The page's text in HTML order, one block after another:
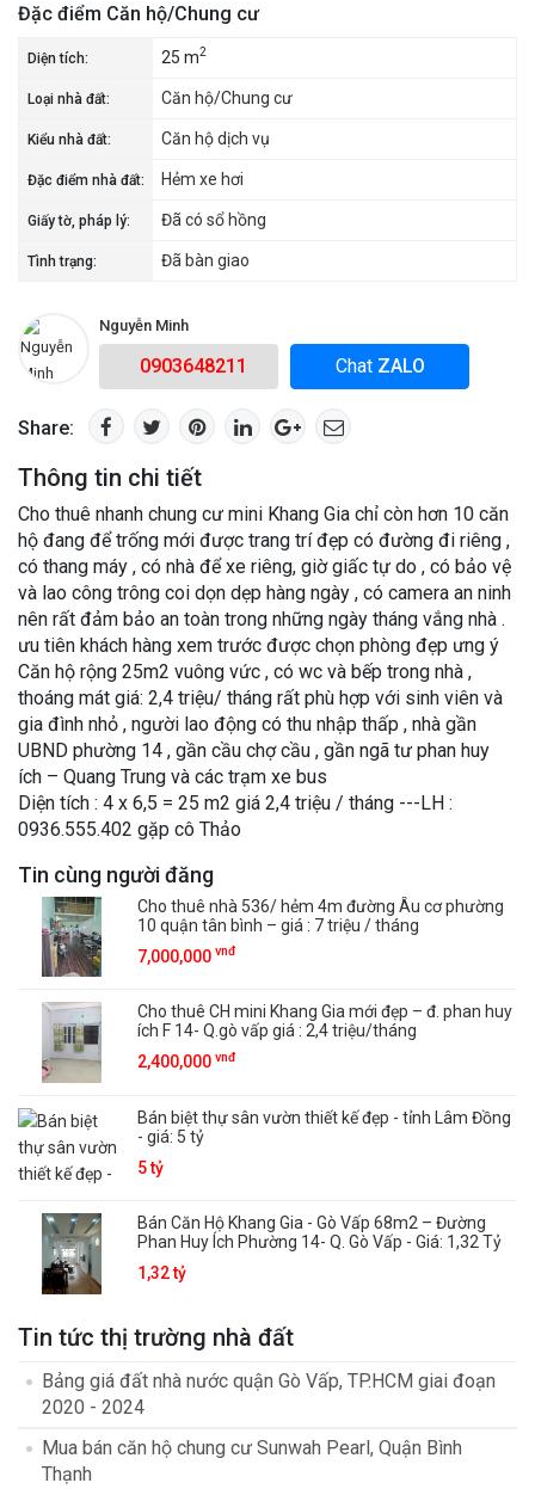
Đặc điểm Căn hộ/Chung cư
Diện tích: 25 m2
Loại nhà đất: Căn hộ/Chung cư
Kiểu nhà đất: Căn hộ dịch vụ
Đặc điểm nhà đất: Hẻm xe hơi
Giấy tờ, pháp lý: Đã có sổ hồng
Tình trạng: Đã bàn giao
Nguyễn Minh
0903648211 Chat ZALO
Share:
Thông tin chi tiết
Cho thuê nhanh chung cư mini Khang Gia chỉ còn hơn 10 căn
hộ đang để trống mới được trang trí đẹp có đường đi riêng ,
có thang máy , có nhà để xe riêng, giờ giấc tự do , có bảo vệ
và lao công trông coi dọn dẹp hàng ngày , có camera an ninh
nên rất đảm bảo an toàn trong những ngày tháng vắng nhà .
ưu tiên khách hàng xem trước được chọn phòng đẹp ưng ý
Căn hộ rộng 25m2 vuông vức , có wc và bếp trong nhà ,
thoáng mát giá: 2,4 triệu/ tháng rất phù hợp với sinh viên và
gia đình nhỏ , người lao động có thu nhập thấp , nhà gần
UBND phường 14 , gần cầu chợ cầu , gần ngã tư phan huy
ích – Quang Trung và các trạm xe bus
Diện tích : 4 x 6,5 = 25 m2 giá 2,4 triệu / tháng ---LH :
0936.555.402 gặp cô Thảo
Tin cùng người đăng
Cho thuê nhà 536/ hẻm 4m đường Âu cơ phường
10 quận tân bình – giá : 7 triệu / tháng
7,000,000 vnđ
Cho thuê CH mini Khang Gia mới đẹp – đ. phan huy
ích F 14- Q.gò vấp giá : 2,4 triệu/tháng
2,400,000 vnđ
Bán biệt thự sân vườn thiết kế đẹp - tỉnh Lâm Đồng
- giá: 5 tỷ
5 tỷ
Bán Căn Hộ Khang Gia - Gò Vấp 68m2 – Đường
Phan Huy Ích Phường 14- Q. Gò Vấp - Giá: 1,32 Tỷ
1,32 tỷ
Tin tức thị trường nhà đất
Bảng giá đất nhà nước quận Gò Vấp, TP.HCM giai đoạn
2020 - 2024
Mua bán căn hộ chung cư Sunwah Pearl, Quận Bình
Thạnh